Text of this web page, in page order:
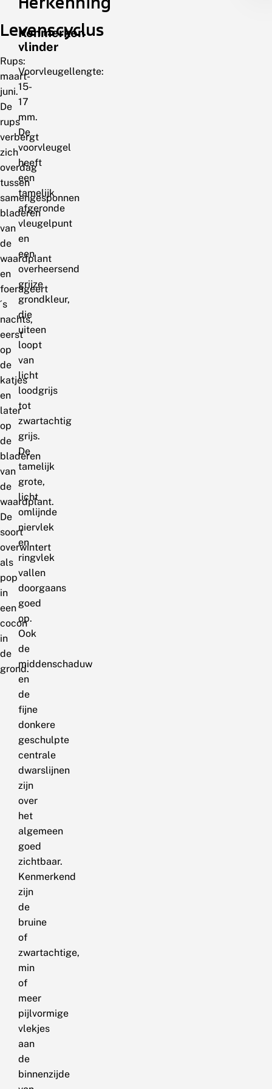
Levenscyclus
Rups:
maart-
juni.
De
rups
verbergt
zich
overdag
tussen
samengesponnen
bladeren
van
de
waardplant
en
foerageert
´s
nachts,
eerst
op
de
katjes
en
later
op
de
bladeren
van
de
waardplant.
De
soort
overwintert
als
pop
in
een
cocon
in
de
grond.
Kenmerken
vlinder
Voorvleugellengte:
15-
17
mm.
De
voorvleugel
heeft
een
tamelijk
afgeronde
vleugelpunt
en
een
overheersend
grijze
grondkleur,
die
uiteen
loopt
van
licht
loodgrijs
tot
zwartachtig
grijs.
De
tamelijk
grote,
licht
omlijnde
niervlek
en
ringvlek
vallen
doorgaans
goed
op.
Ook
de
middenschaduw
en
de
fijne
donkere
geschulpte
centrale
dwarslijnen
zijn
over
het
algemeen
goed
zichtbaar.
Kenmerkend
zijn
de
bruine
of
zwartachtige,
min
of
meer
pijlvormige
vlekjes
aan
de
binnenzijde